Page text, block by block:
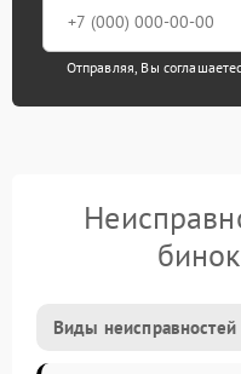
Отправляя, Вы
Виды неисправностей